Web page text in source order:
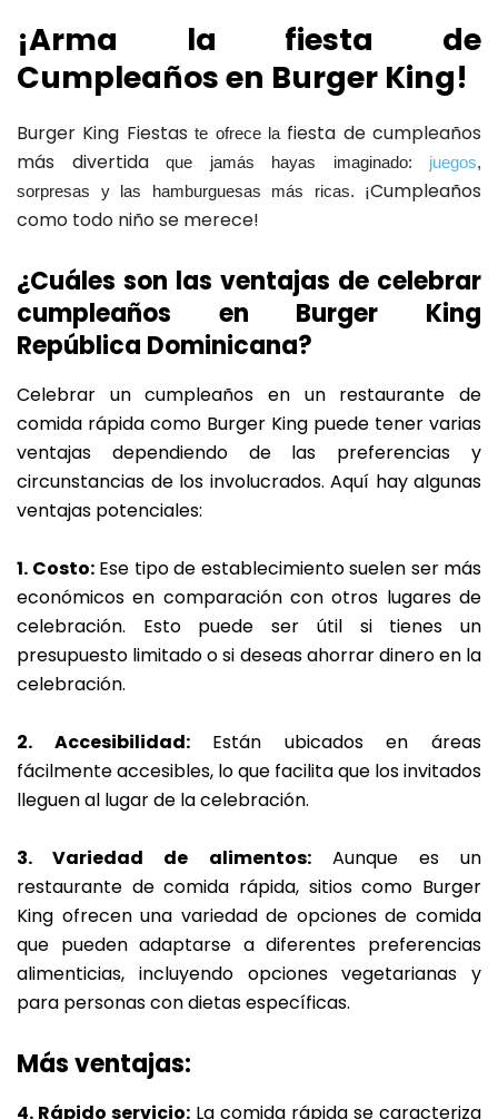
¡Arma la fiesta de
Cumpleaños en Burger King!
Burger King Fiestas te ofrece la fiesta de cumpleaños
más divertidaque jamás hayas imaginado: juegos,
sorpresas y las hamburguesas más ricas. ¡Cumpleaños
como todo niño se merece!
¿Cuáles son las ventajas de celebrar
cumpleaños en Burger King
República Dominicana?
Celebrar un cumpleaños en un restaurante de
comida rápida como Burger King puede tener varias
ventajas dependiendo de las preferencias y
circunstancias de los involucrados. Aquí hay algunas
ventajas potenciales:
1. Costo:Ese tipo de establecimiento suelen ser más
económicos en comparación con otros lugares de
celebración. Esto puede ser útil si tienes un
presupuesto limitado o si deseas ahorrar dinero en la
celebración.
2. Accesibilidad:Están ubicados en áreas
fácilmente accesibles, lo que facilita que los invitados
lleguen al lugar de la celebración.
3. Variedad de alimentos:Aunque es un
restaurante de comida rápida, sitios como Burger
King ofrecen una variedad de opciones de comida
que pueden adaptarse a diferentes preferencias
alimenticias, incluyendo opciones vegetarianas y
para personas con dietas específicas.
Más ventajas:
4. Rápido servicio: La comida rápida se caracteriza